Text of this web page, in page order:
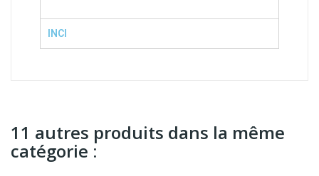
INCI
11 autres produits dans la même
catégorie :